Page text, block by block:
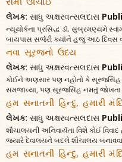
લેખક: સાધુ અક્ષરવત્સલદાસ
ન્યૂયોર્કના પ્રસિદ્ધ ડૉ. સુબ્રમણ્યમે
બાયપાસ સર્જરી કર્યાને હજુ આઠ દિવસ
નવા સૂરજનો ઉદય
લેખક: સાધુ અક્ષરવત્સલદાસ
કોઈને અણસાર પણ નહોતો કે
સમજાવ્યા, પણ સૂરજસિંહ નમતું જોખતા
હમ સનાતની હિન્દુ, હમારી
લેખક: સાધુ અક્ષરવત્સલદાસ
શૌચાલયની અનિવાર્યતા વિશે કોઈ
જ્યારે દેવાલયને બદલે શૌચાલય
હમ સનાતની હિન્દુ, હમારી